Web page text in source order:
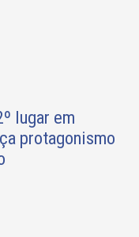
lugar em
protagonismo